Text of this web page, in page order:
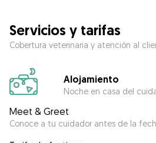
Servicios y tarifas
Cobertura veterinaria y atención al
Alojamiento
Noche en casa del
Meet & Greet
Conoce a tu cuidador antes de la